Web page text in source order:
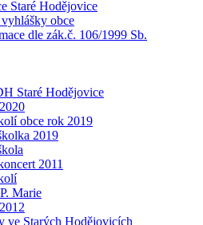
Staré Hodějovice
obce
dle zák.č. 106/1999 Sb.
Staré Hodějovice
obce rok 2019
2019
2011
Marie
ve Starých Hodějovicích